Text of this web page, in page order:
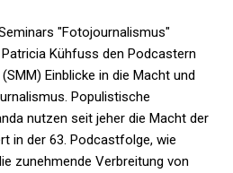
"Fotojournalismus"
Kühfuss den Podcastern
Einblicke in die Macht und
Populistische
nutzen seit jeher die Macht der
in der 63. Podcastfolge, wie
zunehmende Verbreitung von